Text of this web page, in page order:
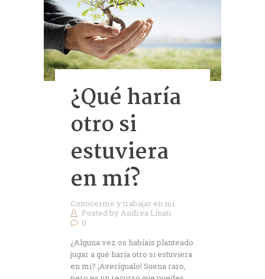
¿Qué haría
otro si
estuviera
en mí?
Conocerme y trabajar en mí
Posted byAndrea Linati
0
¿Alguna vez os habíais planteado
jugar a qué haría otro si estuviera
en mi? ¡Averígualo! Suena raro,